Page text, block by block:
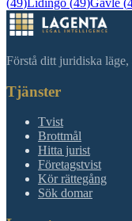
(49)Lidingö (49)Gävle (
Förstå ditt juridiska
Tjänster
Tvist
Brottmål
Hitta jurist
Företagstvist
Kör rättegång
Sök domar